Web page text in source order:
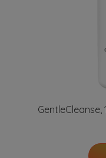
GentleCleanse,